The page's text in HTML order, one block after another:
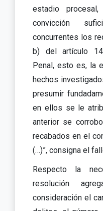
estadio
convicción
concurrentes los
b) del artículo
Penal, esto es, la
hechos
presumir
en ellos se le
anterior se
recabados en el
(…)”, consigna el
Respecto la
resolución
consideración el